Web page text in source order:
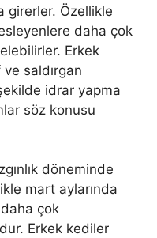
girerler. Özellikle
daha çok
Erkek
saldırgan
idrar yapma
söz konusu
döneminde
mart aylarında
çok
Erkek kediler